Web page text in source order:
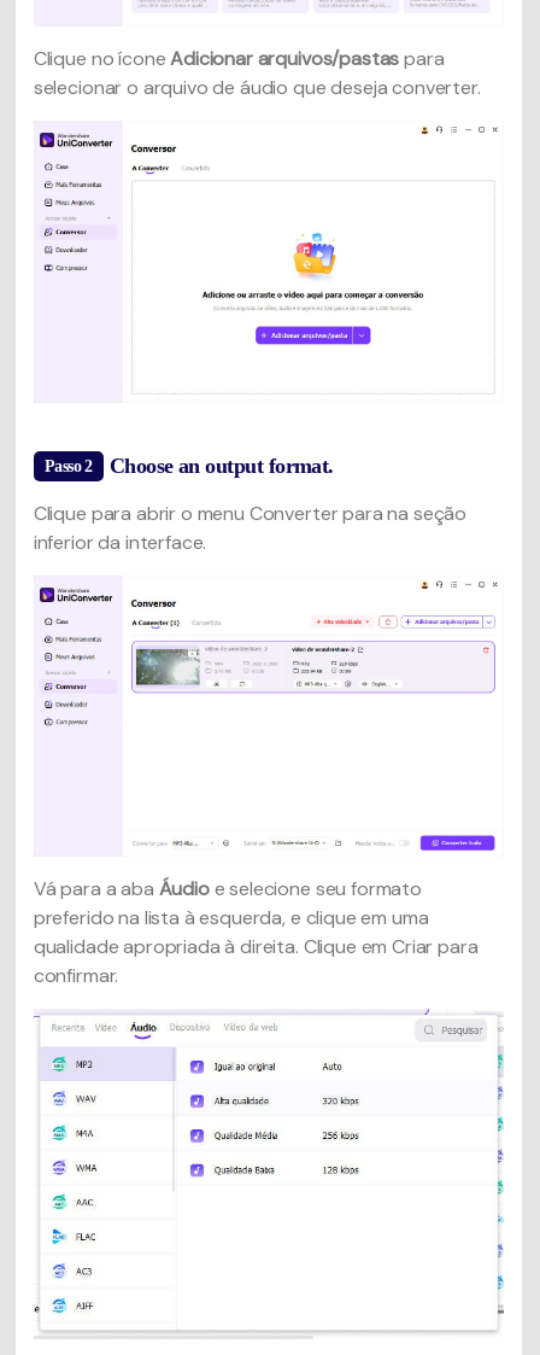
Clique no íconeAdicionar arquivos/pastaspara
selecionar o arquivo de áudio que deseja converter.
Passo 2 Choose an output format.
Clique para abrir o menu Converter para na seção
inferior da interface.
Vá para a aba Áudioe selecione seu formato
preferido na lista à esquerda, e clique em uma
qualidade apropriada à direita. Clique em Criar para
confirmar.